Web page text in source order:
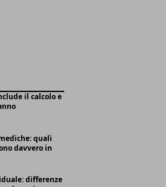
il calcolo e
quali
davvero in
differenze